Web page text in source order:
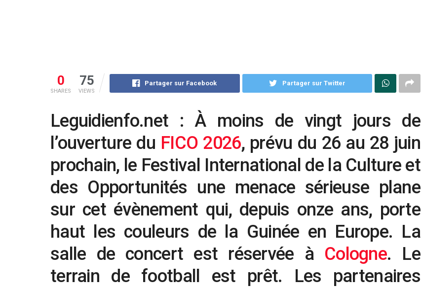
0
SHARES
75
VIEWS
Partager sur Facebook Partager sur Twitter
Leguidienfo.net : À moins de vingt jours de
l’ouverture du FICO 2026, prévu du 26 au 28 juin
prochain, le Festival International de la Culture et
des Opportunités une menace sérieuse plane
sur cet évènement qui, depuis onze ans, porte
haut les couleurs de la Guinée en Europe. La
salle de concert est réservée à Cologne. Le
terrain de football est prêt. Les partenaires